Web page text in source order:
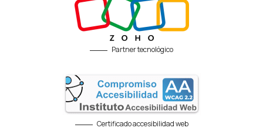
Partner tecnológico
Certificado accesibilidad web